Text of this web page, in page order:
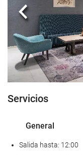
Anterior
Servicios
General
Salida hasta: 12:00